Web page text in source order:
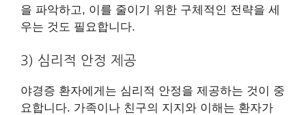
을 파악하고, 이를 줄이기 위한 구체적인 전략을 세
우는 것도 필요합니다.
3) 심리적 안정 제공
야경증 환자에게는 심리적 안정을 제공하는 것이 중
요합니다. 가족이나 친구의 지지와 이해는 환자가